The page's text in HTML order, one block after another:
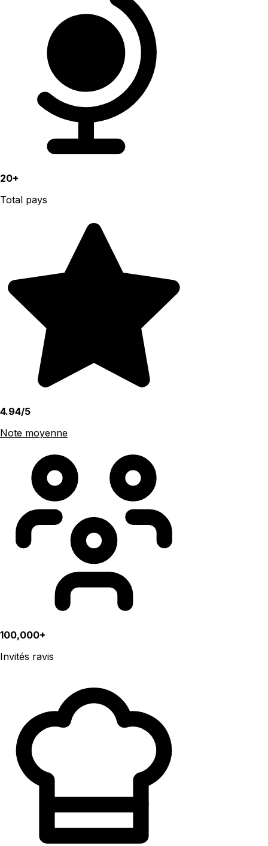
20+
Total pays
4.94/5
Note moyenne
100,000+
Invités ravis